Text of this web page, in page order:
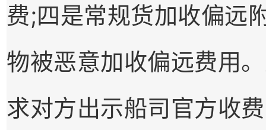
费;四是常规货加收偏远
物被恶意加收偏远费用
求对方出示船司官方收